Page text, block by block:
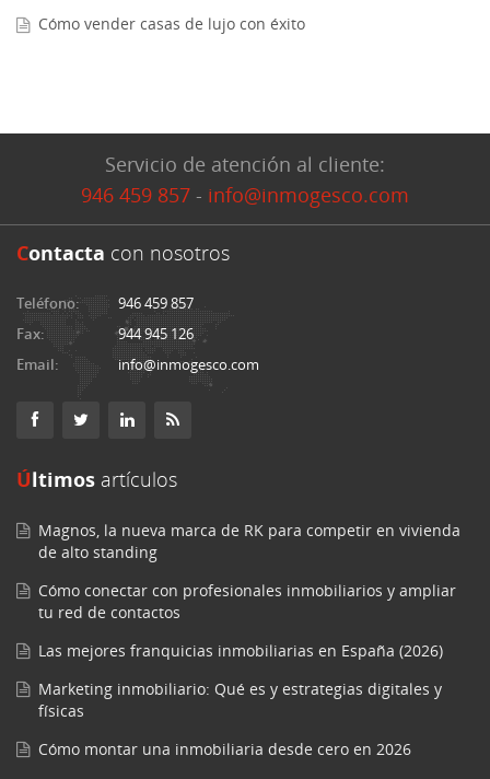
Cómo vender casas de lujo con éxito
Servicio de atención al cliente:
946 459 857 - info@inmogesco.com
Contacta con nosotros
Teléfono:
946 459 857
Fax:
944 945 126
Email:
info@inmogesco.com
Últimos artículos
Magnos, la nueva marca de RK para competir en vivienda
de alto standing
Cómo conectar con profesionales inmobiliarios y ampliar
tu red de contactos
Las mejores franquicias inmobiliarias en España (2026)
Marketing inmobiliario: Qué es y estrategias digitales y
físicas
Cómo montar una inmobiliaria desde cero en 2026